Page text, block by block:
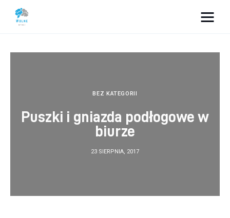
Dom i ogród
Więcej
BEZ KATEGORII
Puszki i gniazda podłogowe w
biurze
23 SIERPNIA, 2017